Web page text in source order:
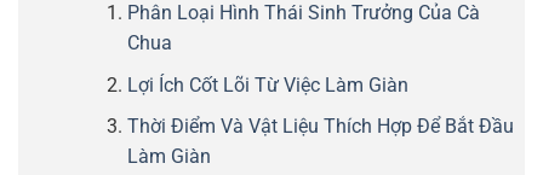
Phân Loại Hình Thái Sinh Trưởng Của Cà
Chua
Lợi Ích Cốt Lõi Từ Việc Làm Giàn
Thời Điểm Và Vật Liệu Thích Hợp Để Bắt Đầu
Làm Giàn